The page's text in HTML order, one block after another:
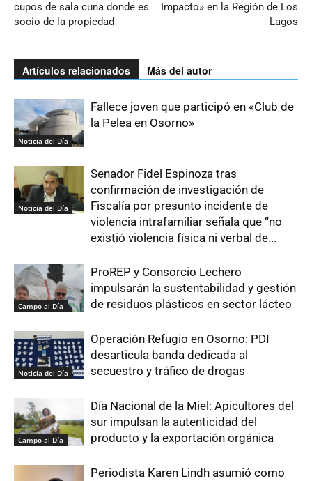
cupos de sala cuna donde es
socio de la propiedad
Impacto» en la Región de Los
Lagos
Artículos relacionados Más del autor
Noticia del Día
Fallece joven que participó en «Club de
la Pelea en Osorno»
Noticia del Día
Senador Fidel Espinoza tras
confirmación de investigación de
Fiscalía por presunto incidente de
violencia intrafamiliar señala que “no
existió violencia física ni verbal de...
Campo al Día
ProREP y Consorcio Lechero
impulsarán la sustentabilidad y gestión
de residuos plásticos en sector lácteo
Noticia del Día
Operación Refugio en Osorno: PDI
desarticula banda dedicada al
secuestro y tráfico de drogas
Campo al Día
Día Nacional de la Miel: Apicultores del
sur impulsan la autenticidad del
producto y la exportación orgánica
Periodista Karen Lindh asumió como